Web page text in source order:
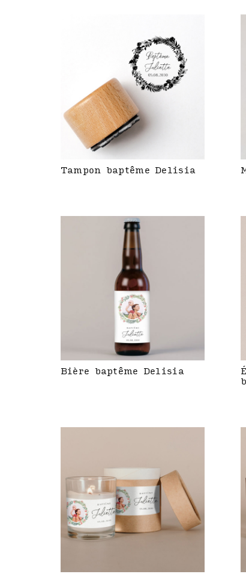
Tampon baptême Delisia
Bière baptême Delisia